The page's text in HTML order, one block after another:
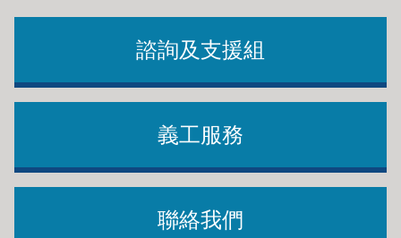
諮詢及支援組
義工服務
聯絡我們